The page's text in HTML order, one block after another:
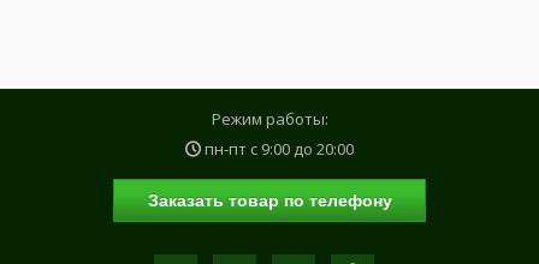
Режим работы:
пн-пт с 9:00 до 20:00
Заказать товар по телефону